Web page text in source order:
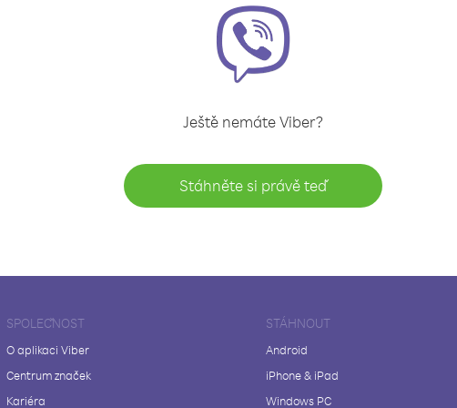
Ještě nemáte Viber?
Stáhněte si právě teď
SPOLEČNOST
O aplikaci Viber
Centrum značek
Kariéra
STÁHNOUT
Android
iPhone & iPad
Windows PC